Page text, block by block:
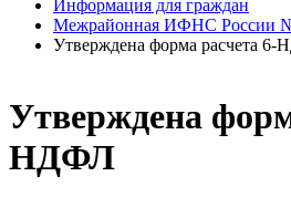
Утверждена
НДФЛ
Информация для граждан
Межрайонная ИФНС России №
Утверждена форма расчета